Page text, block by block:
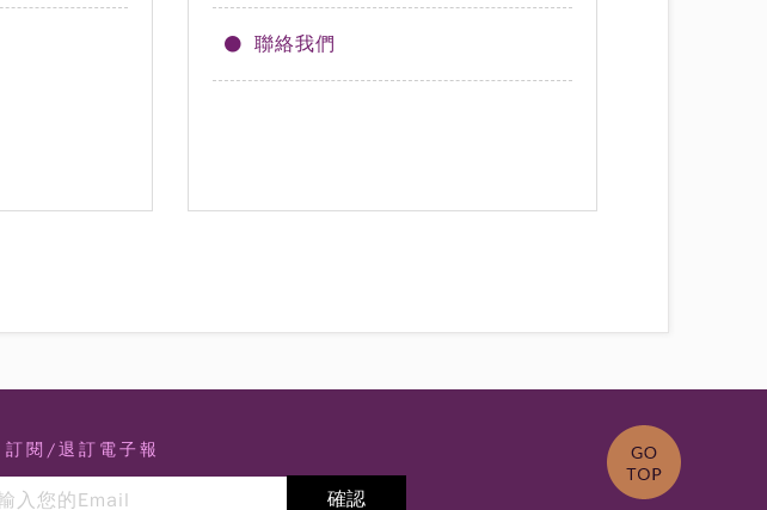
聯絡我們
訂閱/退訂電子報